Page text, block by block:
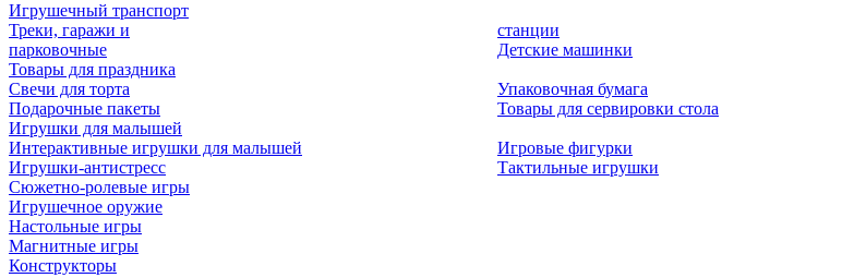
Игрушечный транспорт
Треки, гаражи и
парковочные
станции
Детские машинки
Товары для праздника
Свечи для торта
Подарочные пакеты
Упаковочная бумага
Товары для сервировки стола
Игрушки для малышей
Интерактивные игрушки для малышей
Игрушки-антистресс
Игровые фигурки
Тактильные игрушки
Сюжетно-ролевые игры
Игрушечное оружие
Настольные игры
Магнитные игры
Конструкторы